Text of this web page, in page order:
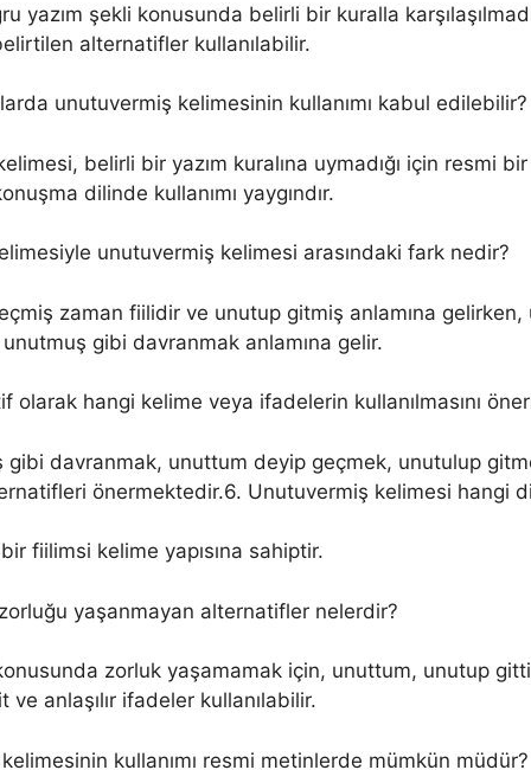
yazım şekli konusunda belirli bir kuralla
alternatifler kullanılabilir.
unutuvermiş kelimesinin kullanımı kabul edilebilir?
belirli bir yazım kuralına uymadığı için resmi
dilinde kullanımı yaygındır.
unutuvermiş kelimesi arasındaki fark nedir?
zaman fiilidir ve unutup gitmiş anlamına
gibi davranmak anlamına gelir.
olarak hangi kelime veya ifadelerin kullanılmasını
gibi davranmak, unuttum deyip geçmek, unutulup
önermektedir.6. Unutuvermiş kelimesi hangi
fiilimsi kelime yapısına sahiptir.
yaşanmayan alternatifler nelerdir?
zorluk yaşamamak için, unuttum, unutup
anlaşılır ifadeler kullanılabilir.
kullanımı resmi metinlerde mümkün müdür?